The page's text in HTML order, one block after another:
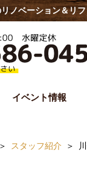
ノベーション＆リ
イベント情報
スタッフ紹介